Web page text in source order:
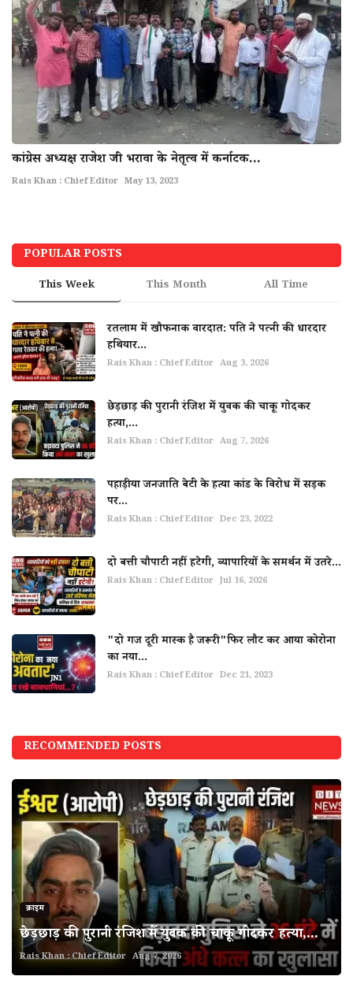
कांग्रेस अध्यक्ष राजेश जी भरावा के नेतृत्व में कर्नाटक...
Rais Khan : Chief Editor May 13, 2023
POPULAR POSTS
This Week This Month All Time
रतलाम में खौफनाक वारदात: पति ने पत्नी की धारदार
हथियार...
Rais Khan : Chief Editor Aug 3, 2026
छेड़छाड़ की पुरानी रंजिश में युवक की चाकू गोदकर
हत्या,...
Rais Khan : Chief Editor Aug 7, 2026
पहाड़ीया जनजाति बेटी के हत्या कांड के विरोध में सड़क
पर...
Rais Khan : Chief Editor Dec 23, 2022
दो बत्ती चौपाटी नहीं हटेगी, व्यापारियों के समर्थन में उतरे...
Rais Khan : Chief Editor Jul 16, 2026
"दो गज दूरी मास्क है जरूरी"फिर लौट कर आया कोरोना
का नया...
Rais Khan : Chief Editor Dec 21, 2023
RECOMMENDED POSTS
क्राइम
छेड़छाड़ की पुरानी रंजिश में युवक की चाकू गोदकर हत्या,...
Rais Khan : Chief Editor Aug 7, 2026